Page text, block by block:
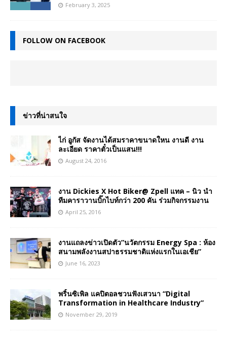
February 3, 2025
FOLLOW ON FACEBOOK
ข่าวที่น่าสนใจ
ไก่ อูกัส จัดงานได้สมราคาขนาดใหน งานดี งาน
ละเอียด ราคาตั๋วเป็นแสน!!!
August 24, 2016
งาน Dickies X Hot Biker@ Zpell แทค – นิว นำ
ทีมคาราวานบิ๊กไบท์กว่า 200 คัน ร่วมกิจกรรมงาน
April 25, 2016
งานแถลงข่าวเปิดตัว”นวัตกรรม Energy Spa : ห้อง
สนามพลังงานสปาธรรมชาติแห่งแรกในเอเชีย”
June 16, 2023
พริ้นซิเพิล แคปิตอลชวนฟังเสวนา “Digital
Transformation in Healthcare Industry”
November 29, 2019